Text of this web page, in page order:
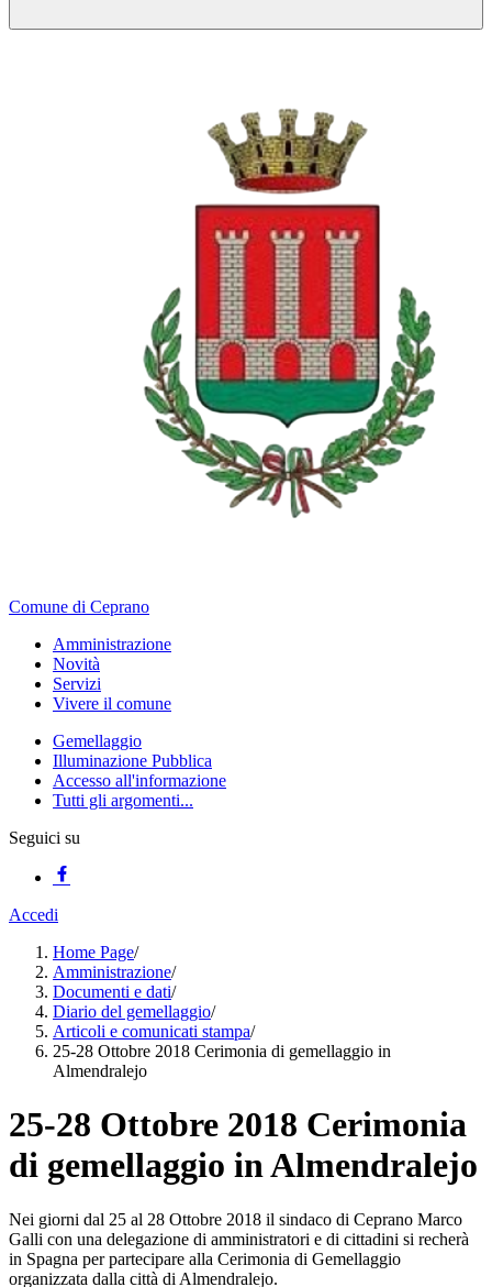
Comune di Ceprano
Amministrazione
Novità
Servizi
Vivere il comune
Gemellaggio
Illuminazione Pubblica
Accesso all'informazione
Tutti gli argomenti...
Seguici su
Accedi
Home Page/
Amministrazione/
Documenti e dati/
Diario del gemellaggio/
Articoli e comunicati stampa/
25-28 Ottobre 2018 Cerimonia di gemellaggio in
Almendralejo
25-28 Ottobre 2018 Cerimonia
di gemellaggio in Almendralejo
Nei giorni dal 25 al 28 Ottobre 2018 il sindaco di Ceprano Marco
Galli con una delegazione di amministratori e di cittadini si recherà
in Spagna per partecipare alla Cerimonia di Gemellaggio
organizzata dalla città di Almendralejo.